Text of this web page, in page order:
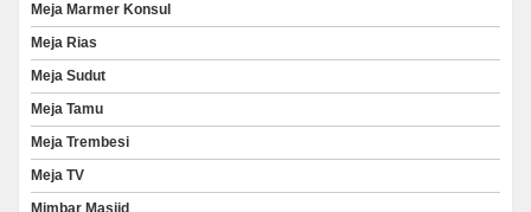
Meja Marmer Konsul
Meja Rias
Meja Sudut
Meja Tamu
Meja Trembesi
Meja TV